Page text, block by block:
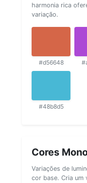
harmonia rica
variação.
#d56648
#48b8d5
Cores
Variações de
cor base. Cria um